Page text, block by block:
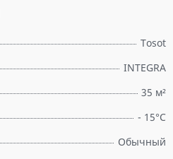
Tosot
INTEGRA
35 м²
- 15°С
Обычный